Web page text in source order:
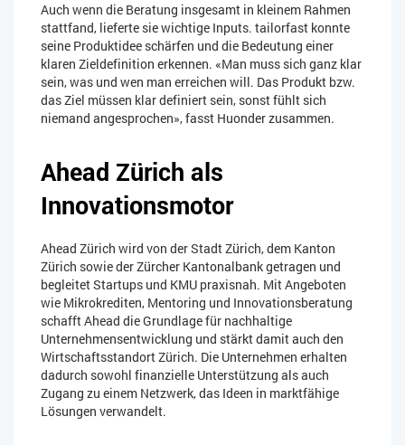
Auch wenn die Beratung insgesamt in kleinem Rahmen
stattfand, lieferte sie wichtige Inputs. tailorfast konnte
seine Produktidee schärfen und die Bedeutung einer
klaren Zieldefinition erkennen. «Man muss sich ganz klar
sein, was und wen man erreichen will. Das Produkt bzw.
das Ziel müssen klar definiert sein, sonst fühlt sich
niemand angesprochen», fasst Huonder zusammen.
Ahead Zürich als
Innovationsmotor
Ahead Zürich wird von der Stadt Zürich, dem Kanton
Zürich sowie der Zürcher Kantonalbank getragen und
begleitet Startups und KMU praxisnah. Mit Angeboten
wie Mikrokrediten, Mentoring und Innovationsberatung
schafft Ahead die Grundlage für nachhaltige
Unternehmensentwicklung und stärkt damit auch den
Wirtschaftsstandort Zürich. Die Unternehmen erhalten
dadurch sowohl finanzielle Unterstützung als auch
Zugang zu einem Netzwerk, das Ideen in marktfähige
Lösungen verwandelt.